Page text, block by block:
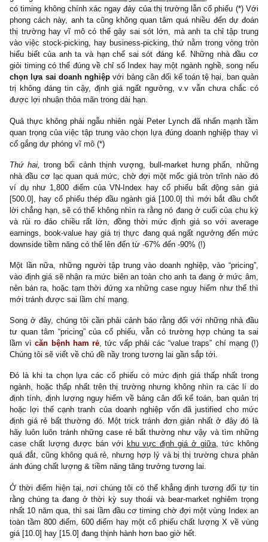
điên rồ của thị trường:
– Một, anh ta canh ra vào bằng thời điểm (timing).
– Hai, anh ta hành động dựa trên cơ sở định giá doanh nghiệp
trường, tức mua khi rẻ, và bán khi đắt (pricing).
Đối với phương án thứ nhất, sau nhiều thập kỷ trải nghiệm thị
chứng khoán, ngài Graham đã đúc kết lại rằng: “Trong phân
bạn không hề có
, bạn chỉ có thể đúng
nếu bạn sai, bạn sẽ mất rất nhiều tiền.” (link: https://wp.me/
1gn). Mất nhiều tiền ở đây ngoài việc mất vốn liếng, còn mất cả
Như vậy, một nhà đầu cơ đi theo trường phái “timing” ở vế trước
thể mắc sai lầm nghiêm trọng ở cả hai hướng.
Thứ nhất,ở trường hợp khi kinh tế suy thoái, thị trường giá
bear market, anh ta chờ đợi một ngưỡng hỗ trợ kỹ thuật nào
600-800 điểm tròn trĩnh để bắt đầu giải ngân mua vào các cổ
hời. Nếu thị trường thực sự về mức giá đó, anh ta sẽ đúng và
to. Ngược lại, nếu nó chỉ về tới 900 điểm rồi tăng trưởng
chẳng hạn, anh ta hầu như sẽ bị một mỏ neo trong tâm lý dẫn
rất khó chấp nhận rằng thị trường sẽ không về mức giá đó nữa,
chịu một chi phí cơ hội khổng lồ.
Ở cùng góc độ đó nhưng trường hợp khác, anh ta chờ một cổ
về [5.0] hay [10.0] theo các ngưỡng hỗ trợ, vùng đáy cũ trong
hoặc một mốc tròn trĩnh nào đó anh ta tự nghĩ ra như một
được bán ở mức khá rẻ so với average earnings, book-value
triển vọng tăng trưởng tương lai.
Trong khi đó, một nhà đầu tư dài hạn theo hướng “pricing”, khi
nhận ra chỉ số Index của TTCK hoặc cổ phiếu X anh ta theo
nhiều năm đã về một vùng định giá khá rẻ so với normalized
book-value và triển vọng, đồng thời giá của nó đã phản ánh
gần hết các rủi ro mà thị trường lo ngại, anh ta hoàn toàn có thể
có timing không chính xác ngay đáy của thị trường lẫn cổ phiếu
phong cách này, anh ta cũng không quan tâm quá nhiều đến dự
thị trường hay vĩ mô có thể gây sai sót lớn, mà anh ta chỉ tập
vào việc stock-picking, hay business-picking, thứ nằm trong
hiểu biết của anh ta và hạn chế sai sót đáng kể. Những nhà